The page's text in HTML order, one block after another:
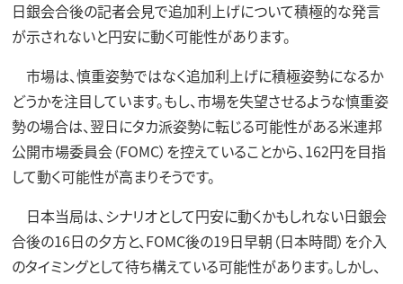
日銀会合後の記者会見で追加利上げについて積極的な発言
が示されないと円安に動く可能性があります。
市場は、慎重姿勢ではなく追加利上げに積極姿勢になるか
どうかを注目しています。もし、市場を失望させるような慎重姿
勢の場合は、翌日にタカ派姿勢に転じる可能性がある米連邦
公開市場委員会（FOMC）を控えていることから、162円を目指
して動く可能性が高まりそうです。
日本当局は、シナリオとして円安に動くかもしれない日銀会
合後の16日の夕方と、FOMC後の19日早朝（日本時間）を介入
のタイミングとして待ち構えている可能性があります。しかし、